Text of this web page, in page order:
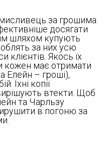
за грошима
досягати
шляхом купують
за них усю
клієнтів. Якось їх
кожен має отримати
Елейн – гроші),
Їхні копії
втекти. Щоб
та Чарльзу
в погоню за